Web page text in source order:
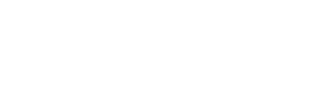
путеводители по странам мира